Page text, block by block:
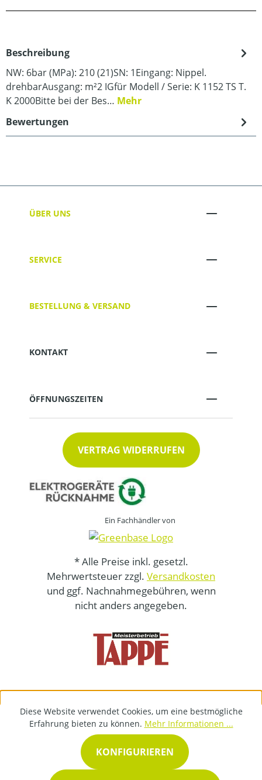
Beschreibung
NW: 6bar (MPa): 210 (21)SN: 1Eingang: Nippel.
drehbarAusgang: m²2 IGfür Modell / Serie: K 1152 TS T.
K 2000Bitte bei der Bes… Mehr
Bewertungen
ÜBER UNS
SERVICE
BESTELLUNG & VERSAND
KONTAKT
ÖFFNUNGSZEITEN
VERTRAG WIDERRUFEN
Ein Fachhändler von
* Alle Preise inkl. gesetzl.
Mehrwertsteuer zzgl. Versandkosten
und ggf. Nachnahmegebühren, wenn
nicht anders angegeben.
Diese Website verwendet Cookies, um eine bestmögliche
Erfahrung bieten zu können. Mehr Informationen ...
KONFIGURIEREN